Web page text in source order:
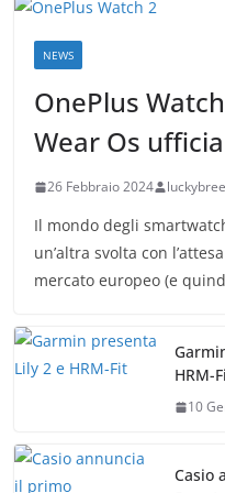
NEWS
OnePlus
Wear Os
26 Febbraio 2024
Il mondo degli
un’altra svolta con
mercato europeo (e
HRM-
10
Casio